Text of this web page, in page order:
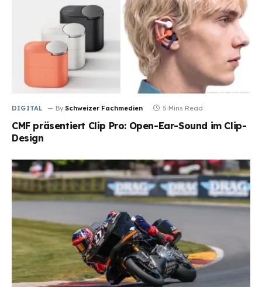
DIGITAL By Schweizer Fachmedien 5 Mins Read
CMF präsentiert Clip Pro: Open-Ear-Sound im Clip-
Design